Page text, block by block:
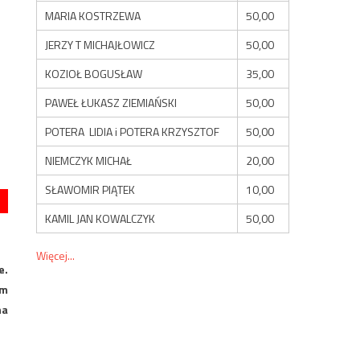
MARIA KOSTRZEWA
50,00
JERZY T MICHAJŁOWICZ
50,00
KOZIOŁ BOGUSŁAW
35,00
PAWEŁ ŁUKASZ ZIEMIAŃSKI
50,00
POTERA LIDIA i POTERA KRZYSZTOF
50,00
NIEMCZYK MICHAŁ
20,00
SŁAWOMIR PIĄTEK
10,00
KAMIL JAN KOWALCZYK
50,00
Więcej...